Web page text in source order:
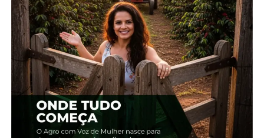
Relacionado
Cotação agrícola para
região de Irati
5 de fevereiro, 2024
Em "Irati"
Cotação agrícola para
região de Irati
15 de fevereiro, 2024
Em "Irati"
Cotação agrícola para a
região de Irati
27 de fevereiro, 2024
Em "Irati"